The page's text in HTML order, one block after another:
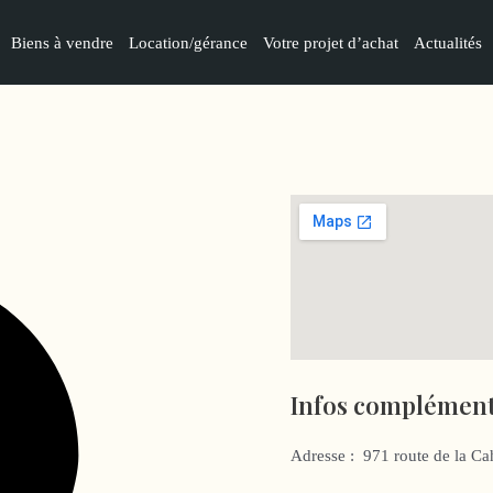
Biens à vendre Location/gérance Votre projet d’achat Actualités
Infos
Adresse : 971 route de la